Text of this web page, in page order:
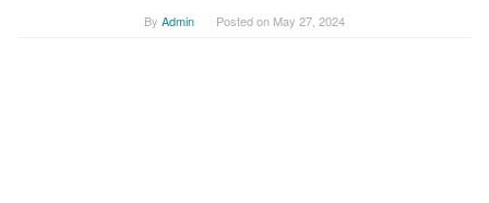
By Admin Posted on May 27, 2024